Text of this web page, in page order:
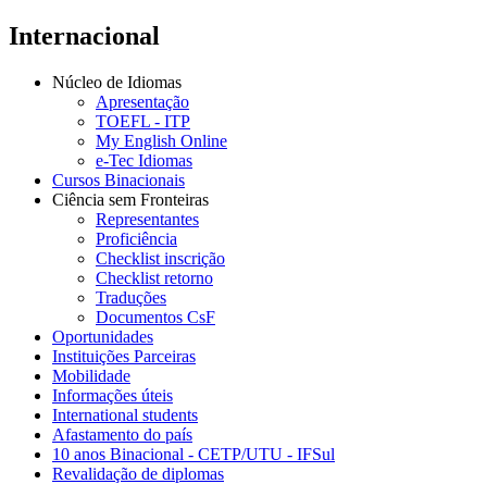
Internacional
Núcleo de Idiomas
Apresentação
TOEFL - ITP
My English Online
e-Tec Idiomas
Cursos Binacionais
Ciência sem Fronteiras
Representantes
Proficiência
Checklist inscrição
Checklist retorno
Traduções
Documentos CsF
Oportunidades
Instituições Parceiras
Mobilidade
Informações úteis
International students
Afastamento do país
10 anos Binacional - CETP/UTU - IFSul
Revalidação de diplomas